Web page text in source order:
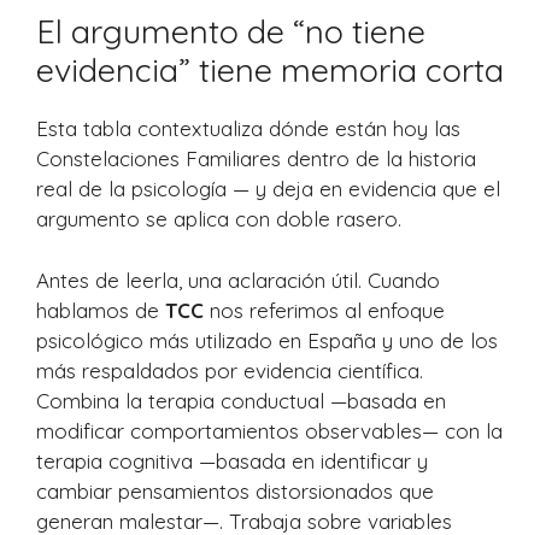
El argumento de “no tiene
evidencia” tiene memoria corta
Esta tabla contextualiza dónde están hoy las
Constelaciones Familiares dentro de la historia
real de la psicología — y deja en evidencia que el
argumento se aplica con doble rasero.
Antes de leerla, una aclaración útil. Cuando
hablamos de TCC nos referimos al enfoque
psicológico más utilizado en España y uno de los
más respaldados por evidencia científica.
Combina la terapia conductual —basada en
modificar comportamientos observables— con la
terapia cognitiva —basada en identificar y
cambiar pensamientos distorsionados que
generan malestar—. Trabaja sobre variables